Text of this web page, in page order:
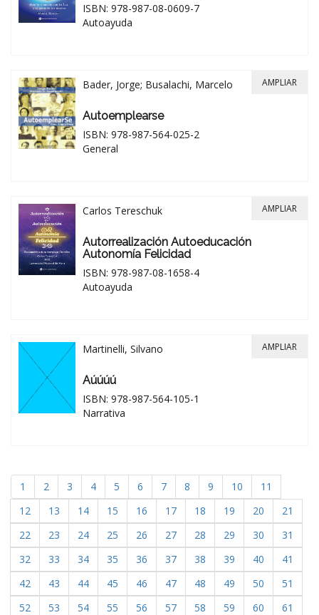
ISBN: 978-987-08-0609-7
Autoayuda
Bader, Jorge; Busalachi, Marcelo
Autoemplearse
ISBN: 978-987-564-025-2
General
AMPLIAR
Carlos Tereschuk
Autorrealización Autoeducación
Autonomía Felicidad
ISBN: 978-987-08-1658-4
Autoayuda
AMPLIAR
Martinelli, Silvano
Aúúúú
ISBN: 978-987-564-105-1
Narrativa
AMPLIAR
1 2 3 4 5 6 7 8 9 10
11
12
13 14 15 16 17 18 19 20
21
22
23 24 25 26 27 28 29 30
31
32
33 34 35 36 37 38 39 40
41
42
43 44 45 46 47 48 49 50
51
52
53 54 55 56 57 58 59 60
61